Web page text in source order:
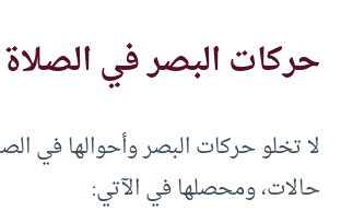
حركات البصر في الصلاة
لا تخلو حركات البصر وأحوالها في
حالات، ومحصلها في الآتي: